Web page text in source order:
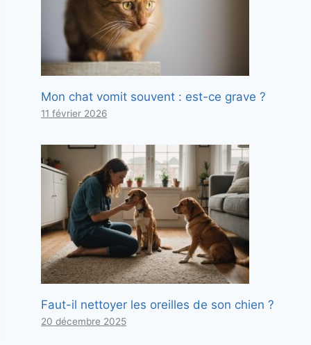
Mon chat vomit souvent : est-ce grave ?
11 février 2026
Faut-il nettoyer les oreilles de son chien ?
20 décembre 2025